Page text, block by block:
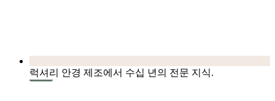
럭셔리 안경 제조에서 수십 년의 전문 지식.